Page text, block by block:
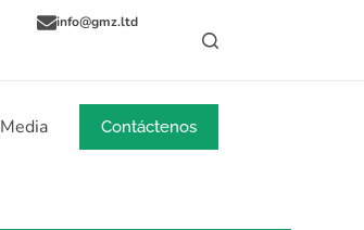
info@gmz.ltd
Media Noticias
Contáctenos